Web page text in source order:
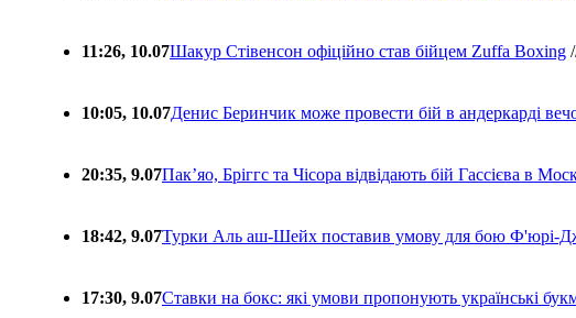
11:26, 10.07Шакур Стівенсон офіційно став бійцем Zuffa Boxing
10:05, 10.07Денис Беринчик може провести бій в андеркарді
20:35, 9.07Пакʼяо, Бріггс та Чісора відвідають бій Гассієва в
18:42, 9.07Турки Аль аш-Шейх поставив умову для бою Ф'юрі-
17:30, 9.07Ставки на бокс: які умови пропонують українські